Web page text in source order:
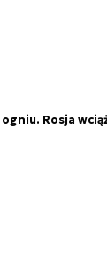
Rosja